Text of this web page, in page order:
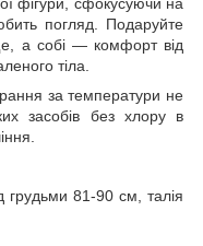
погляд. Подаруйте
а собі — комфорт від
тіла.
за температури не
засобів без хлору в
грудьми 81-90 см, талія